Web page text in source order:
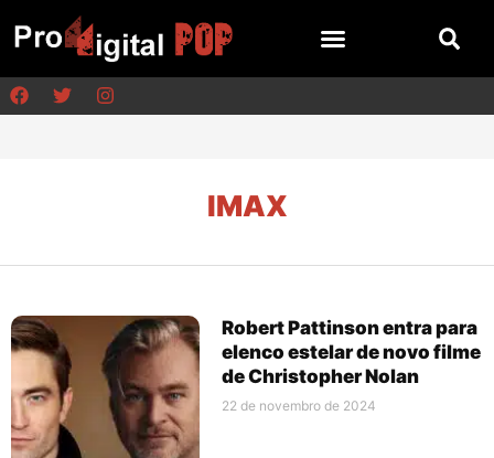
IMAX
Robert Pattinson entra para
elenco estelar de novo filme
de Christopher Nolan
22 de novembro de 2024